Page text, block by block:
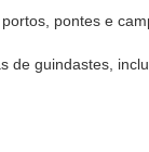
pontes e
guindastes,